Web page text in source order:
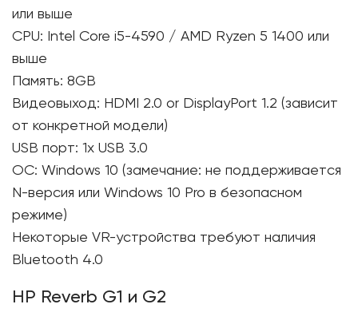
или выше
CPU: Intel Core i5-4590 / AMD Ryzen 5 1400 или
выше
Память: 8GB
Видеовыход: HDMI 2.0 or DisplayPort 1.2 (зависит
от конкретной модели)
USB порт: 1x USB 3.0
ОС: Windows 10 (замечание: не поддерживается
N-версия или Windows 10 Pro в безопасном
режиме)
Некоторые VR-устройства требуют наличия
Bluetooth 4.0
HP Reverb G1 и G2